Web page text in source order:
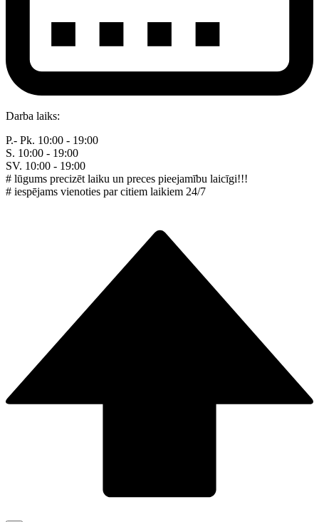
Darba laiks:
P.- Pk. 10:00 - 19:00
S. 10:00 - 19:00
SV. 10:00 - 19:00
# lūgums precizēt laiku un preces pieejamību laicīgi!!!
# iespējams vienoties par citiem laikiem 24/7